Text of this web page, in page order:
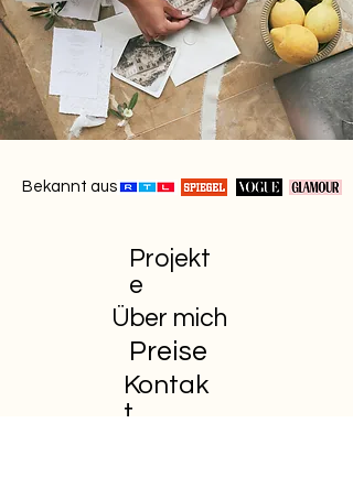
Bekannt aus
Projekt
e
Über mich
Preise
Kontak
t